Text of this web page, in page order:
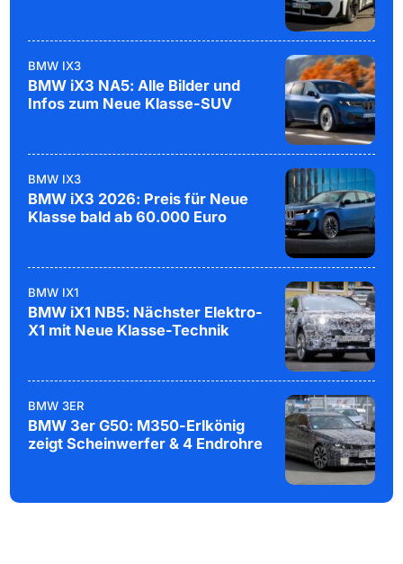
BMW IX3
BMW iX3 NA5: Alle Bilder und
Infos zum Neue Klasse-SUV
BMW IX3
BMW iX3 2026: Preis für Neue
Klasse bald ab 60.000 Euro
BMW IX1
BMW iX1 NB5: Nächster Elektro-
X1 mit Neue Klasse-Technik
BMW 3ER
BMW 3er G50: M350-Erlkönig
zeigt Scheinwerfer & 4 Endrohre